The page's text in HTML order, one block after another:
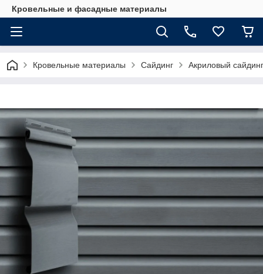
Кровельные и фасадные материалы
Кровельные материалы Сайдинг Акриловый сайдинг